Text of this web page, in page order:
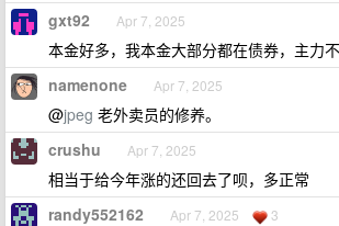
gxt92 Apr 7, 2025
本金好多，我本金大部分都在债券，主力
namenone Apr 7, 2025
@jpeg 老外卖员的修养。
crushu Apr 7, 2025
相当于给今年涨的还回去了呗，多正常
randy552162 Apr 7, 2025 3